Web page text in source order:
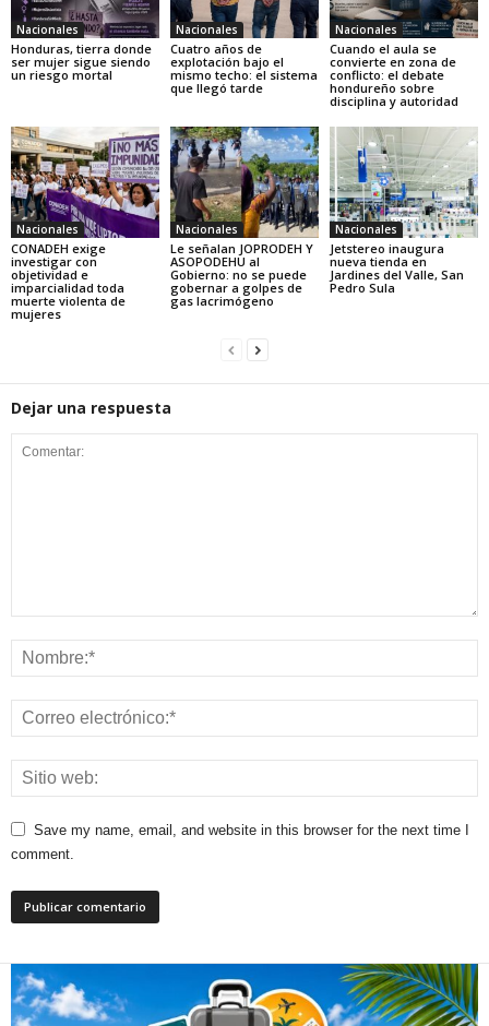
Nacionales
Honduras, tierra donde
ser mujer sigue siendo
un riesgo mortal
Nacionales
Cuatro años de
explotación bajo el
mismo techo: el sistema
que llegó tarde
Nacionales
Cuando el aula se
convierte en zona de
conflicto: el debate
hondureño sobre
disciplina y autoridad
Nacionales
CONADEH exige
investigar con
objetividad e
imparcialidad toda
muerte violenta de
mujeres
Nacionales
Le señalan JOPRODEH Y
ASOPODEHU al
Gobierno: no se puede
gobernar a golpes de
gas lacrimógeno
Nacionales
Jetstereo inaugura
nueva tienda en
Jardines del Valle, San
Pedro Sula
Dejar una respuesta
Save my name, email, and website in this browser for the next time I
comment.